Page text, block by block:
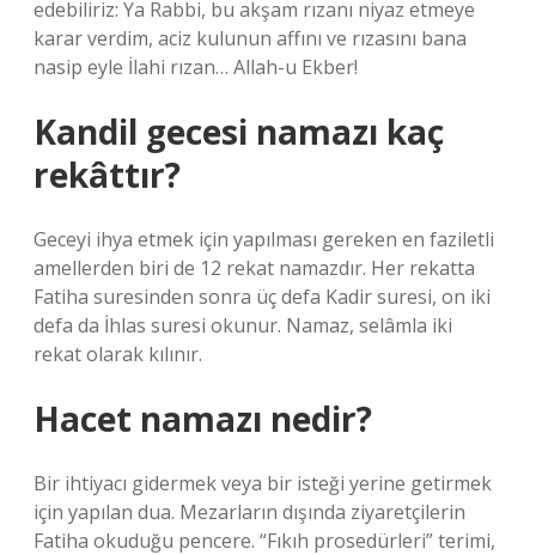
edebiliriz: Ya Rabbi, bu akşam rızanı niyaz etmeye
karar verdim, aciz kulunun affını ve rızasını bana
nasip eyle İlahi rızan… Allah-u Ekber!
Kandil gecesi namazı kaç
rekâttır?
Geceyi ihya etmek için yapılması gereken en faziletli
amellerden biri de 12 rekat namazdır. Her rekatta
Fatiha suresinden sonra üç defa Kadir suresi, on iki
defa da İhlas suresi okunur. Namaz, selâmla iki
rekat olarak kılınır.
Hacet namazı nedir?
Bir ihtiyacı gidermek veya bir isteği yerine getirmek
için yapılan dua. Mezarların dışında ziyaretçilerin
Fatiha okuduğu pencere. “Fıkıh prosedürleri” terimi,